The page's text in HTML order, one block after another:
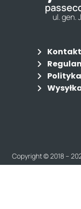
ul. gen.
Kontakt
Copyright © 2018 –